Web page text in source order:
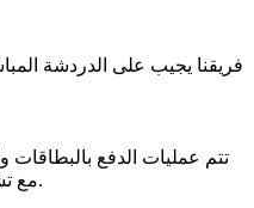
فريقنا يجيب على الدردشة
تتم عمليات الدفع بالبطاقات
من PCI-DSS مع تشفير تام بين الطرفين.